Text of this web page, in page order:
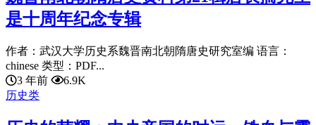
是十周年纪念专辑
作者：武汉大学历史系魏晋南北朝隋唐史研究室编 语言：
chinese 类型：PDF...
3 年前
6.9K
历史类